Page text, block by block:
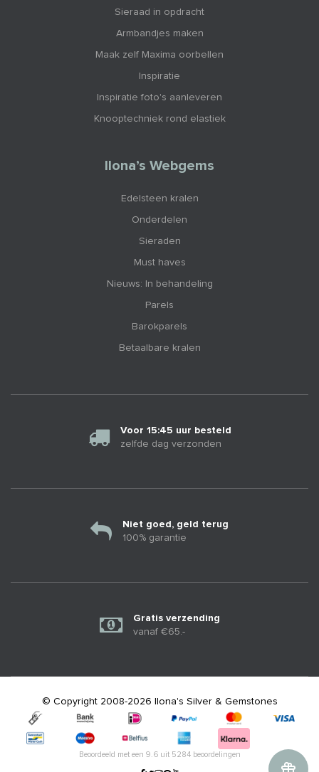
Sieraad in opdracht
Armbandjes maken
Maak zelf Maxima oorbellen
Inspiratie
Inspiratie foto's aanleveren
Knooptechniek rond elastiek
Ilona’s Webgems
Edelsteen kralen
Onderdelen
Sieraden
Must haves
Nieuws: In behandeling
Parels
Barokparels
Betaalbare kralen
Voor 15:45 uur besteld
zelfde dag verzonden
Niet goed, geld terug
100% garantie
Gratis verzending
vanaf €65.-
© Copyright 2008-2026 Ilona's Silver & Gemstones
Beoordeeld met een 9.6uit 5284beoordelingen